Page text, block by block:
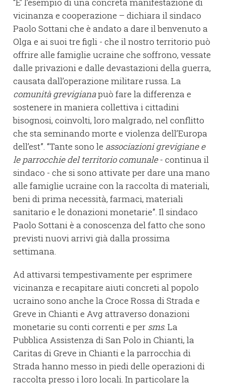
vicinanza e cooperazione – dichiara il sindaco
Paolo Sottani che è andato a dare il benvenuto a
Olga e ai suoi tre figli - che il nostro territorio può
offrire alle famiglie ucraine che soffrono, vessate
dalle privazioni e dalle devastazioni della guerra,
causata dall’operazione militare russa. La
comunità grevigianapuò fare la differenza e
sostenere in maniera collettiva i cittadini
bisognosi, coinvolti, loro malgrado, nel conflitto
che sta seminando morte e violenza dell’Europa
dell’est”. “Tante sono le associazioni grevigiane e
le parrocchie del territorio comunale- continua il
sindaco - che si sono attivate per dare una mano
alle famiglie ucraine con la raccolta di materiali,
beni di prima necessità, farmaci, materiali
sanitario e le donazioni monetarie”. Il sindaco
Paolo Sottani è a conoscenza del fatto che sono
previsti nuovi arrivi già dalla prossima
settimana.
Ad attivarsi tempestivamente per esprimere
vicinanza e recapitare aiuti concreti al popolo
ucraino sono anche la Croce Rossa di Strada e
Greve in Chianti e Avg attraverso donazioni
monetarie su conti correnti e per sms. La
Pubblica Assistenza di San Polo in Chianti, la
Caritas di Greve in Chianti e la parrocchia di
Strada hanno messo in piedi delle operazioni di
raccolta presso i loro locali. In particolare la